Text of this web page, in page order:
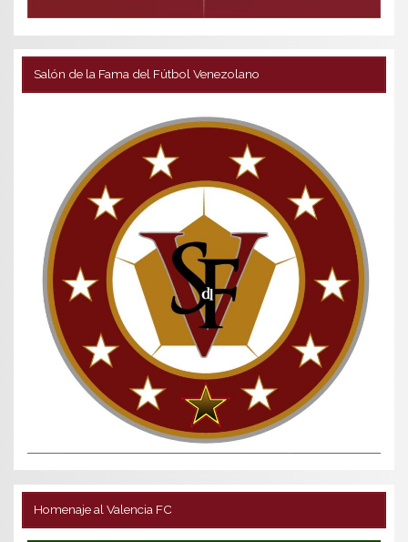
Salón de la Fama del Fútbol Venezolano
Homenaje al Valencia FC